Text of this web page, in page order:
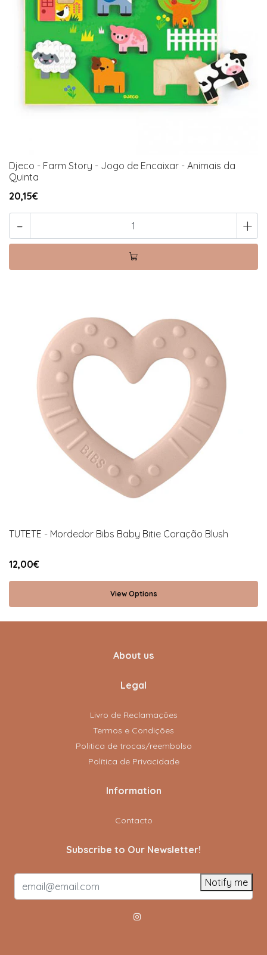
Djeco - Farm Story - Jogo de Encaixar - Animais da
Quinta
20,15€
- +
TUTETE - Mordedor Bibs Baby Bitie Coração Blush
12,00€
View Options
About us
Legal
Livro de Reclamações
Termos e Condições
Politica de trocas/reembolso
Política de Privacidade
Information
Contacto
Subscribe to Our Newsletter!
Notify me